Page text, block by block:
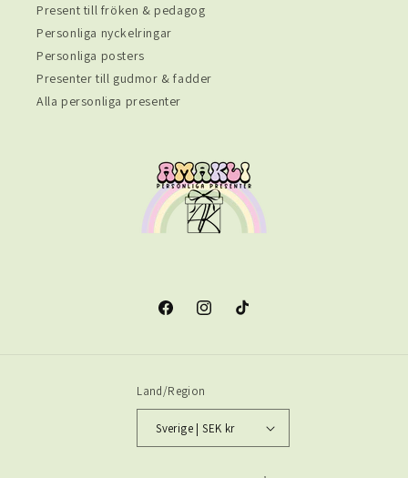
Present till fröken & pedagog
Personliga nyckelringar
Personliga posters
Presenter till gudmor & fadder
Alla personliga presenter
FacebookInstagramTikTok
Land/Region
Sverige | SEK kr
Betalningsmetoder